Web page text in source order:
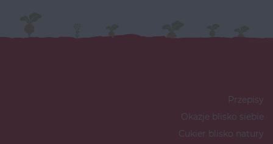
Przepisy
Okazje blisko siebie
Cukier blisko natury